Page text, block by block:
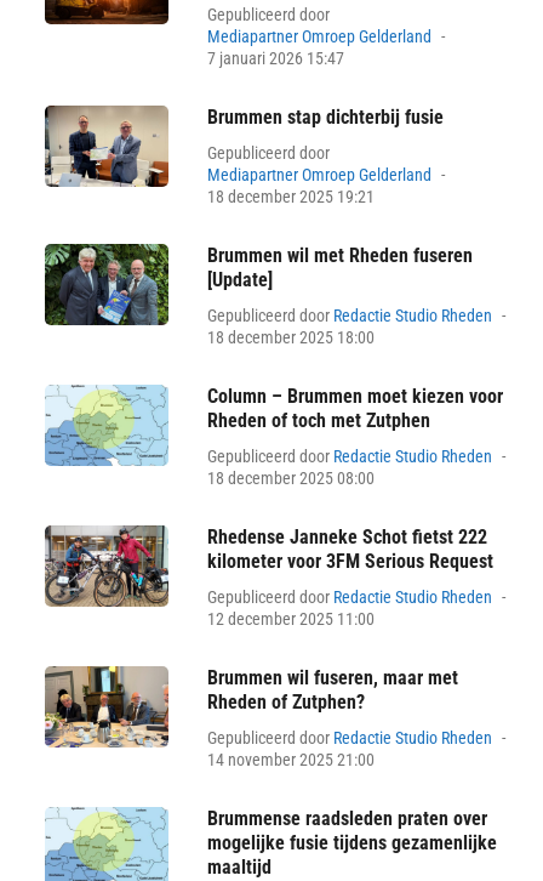
Gepubliceerd door
Mediapartner Omroep Gelderland
7 januari 2026 15:47
Brummen stap dichterbij fusie
Gepubliceerd door
Mediapartner Omroep Gelderland
18 december 2025 19:21
Brummen wil met Rheden fuseren
[Update]
Gepubliceerd door Redactie Studio Rheden
18 december 2025 18:00
Column – Brummen moet kiezen voor
Rheden of toch met Zutphen
Gepubliceerd door Redactie Studio Rheden
18 december 2025 08:00
Rhedense Janneke Schot fietst 222
kilometer voor 3FM Serious Request
Gepubliceerd door Redactie Studio Rheden
12 december 2025 11:00
Brummen wil fuseren, maar met
Rheden of Zutphen?
Gepubliceerd door Redactie Studio Rheden
14 november 2025 21:00
Brummense raadsleden praten over
mogelijke fusie tijdens gezamenlijke
maaltijd